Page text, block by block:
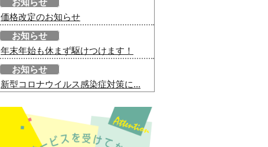
お知らせ
価格改定のお知らせ
お知らせ
年末年始も休まず駆けつけます！
お知らせ
新型コロナウイルス感染症対策に...